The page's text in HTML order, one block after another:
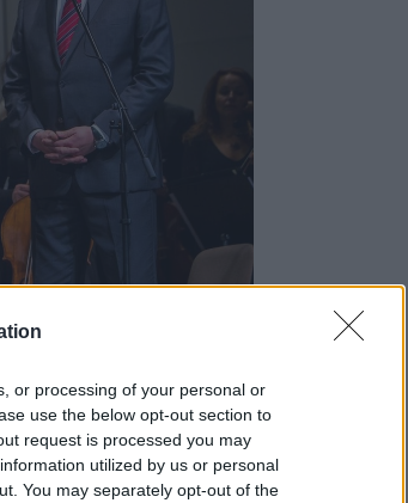
or processing of your personal or
use the below opt-out section to
request is processed you may
utilized by us or personal
You may separately opt-out of the
nuotraukų (10)